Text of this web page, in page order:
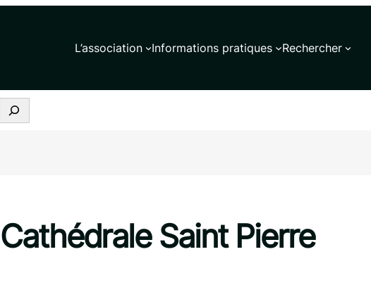
L’association Informations pratiques Rechercher
Saint Pierre